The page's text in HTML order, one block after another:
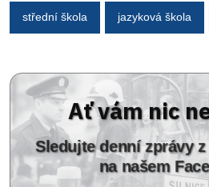
střední škola jazyková škola
Ať vám nic
Sledujte denní zprávy
na našem